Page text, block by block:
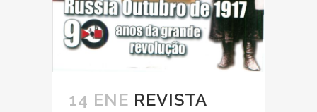
14 ENE REVISTA